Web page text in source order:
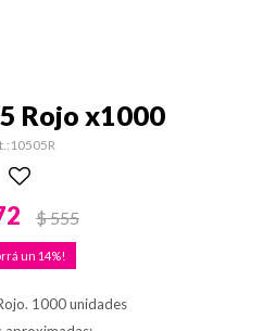
Rojo x1000
10505R
$555
14
1000 unidades